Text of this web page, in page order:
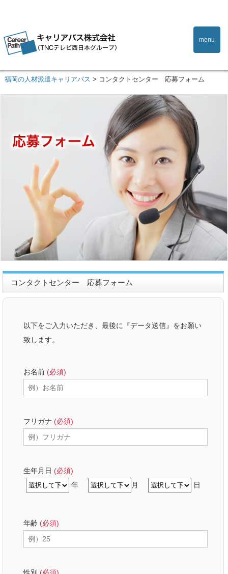
menu
福岡の人材派遣キャリアパス > コンタクトセンター 応募フォーム
コンタクトセンター 応募フォーム
以下をご入力いただき、最後に『データ送信』をお願い
致します。
お名前 (必須)
フリガナ (必須)
生年月日 (必須)
年
月 日
年齢 (必須)